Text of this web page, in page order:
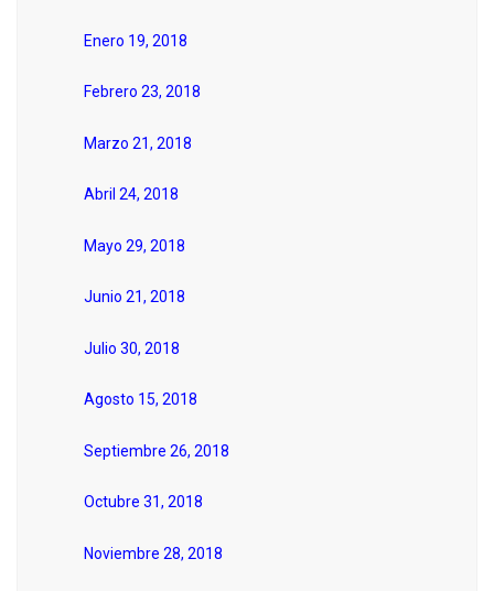
Enero 19, 2018
Febrero 23, 2018
Marzo 21, 2018
Abril 24, 2018
Mayo 29, 2018
Junio 21, 2018
Julio 30, 2018
Agosto 15, 2018
Septiembre 26, 2018
Octubre 31, 2018
Noviembre 28, 2018